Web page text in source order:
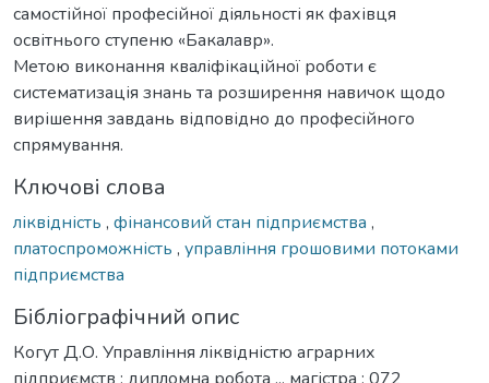
самостійної професійної діяльності як фахівця
освітнього ступеню «Бакалавр».
Метою виконання кваліфікаційної роботи є
систематизація знань та розширення навичок щодо
вирішення завдань відповідно до професійного
спрямування.
Ключові слова
ліквідність , фінансовий стан підприємства ,
платоспроможність , управління грошовими потоками
підприємства
Бібліографічний опис
Когут Д.О. Управління ліквідністю аграрних